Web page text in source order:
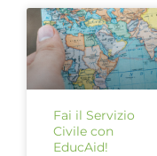
Fai il Servizio
Civile con
EducAid!